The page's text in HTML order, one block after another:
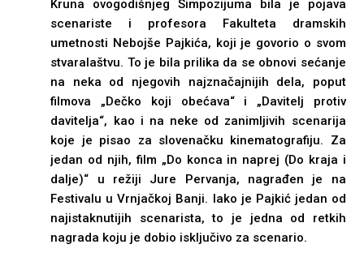
Kruna ovogodišnjeg Simpozijuma bila je pojava
scenariste i profesora Fakulteta dramskih
umetnosti Nebojše Pajkića, koji je govorio o svom
stvaralaštvu. To je bila prilika da se obnovi sećanje
na neka od njegovih najznačajnijih dela, poput
filmova „Dečko koji obećava“ i „Davitelj protiv
davitelja“, kao i na neke od zanimljivih scenarija
koje je pisao za slovenačku kinematografiju. Za
jedan od njih, film „Do konca in naprej (Do kraja i
dalje)“ u režiji Jure Pervanja, nagrađen je na
Festivalu u Vrnjačkoj Banji. Iako je Pajkić jedan od
najistaknutijih scenarista, to je jedna od retkih
nagrada koju je dobio isključivo za scenario.